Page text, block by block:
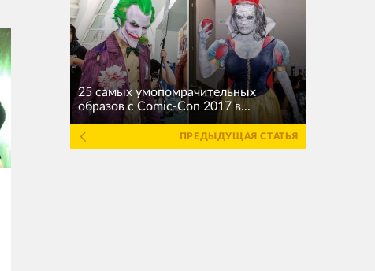
25 самых умопомрачительных
образов с Comic-Con 2017 в...
ПРЕДЫДУЩАЯ СТАТЬЯ